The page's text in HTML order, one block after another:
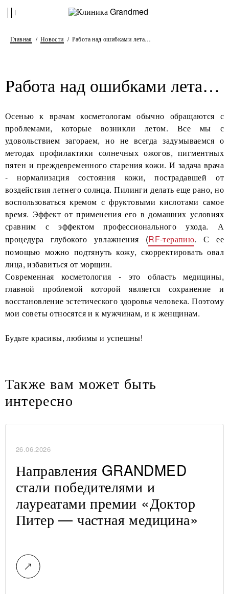
Главная Новости Работа над ошибками лета…
Работа над ошибками лета…
Осенью к врачам косметологам обычно обращаются с
проблемами, которые возникли летом. Все мы с
удовольствием загораем, но не всегда задумываемся о
методах профилактики солнечных ожогов, пигментных
пятен и преждевременного старения кожи. И задача врача
- нормализация состояния кожи, пострадавшей от
воздействия летнего солнца. Пилинги делать еще рано, но
воспользоваться кремом с фруктовыми кислотами самое
время. Эффект от применения его в домашних условиях
сравним с эффектом профессионального ухода. А
процедура глубокого увлажнения (RF-терапию. С ее
помощью можно подтянуть кожу, скорректировать овал
лица, избавиться от морщин.
Современная косметология - это область медицины,
главной проблемой которой является сохранение и
восстановление эстетического здоровья человека. Поэтому
мои советы относятся и к мужчинам, и к женщинам.
Будьте красивы, любимы и успешны!
Также вам может быть
интересно
26.06.2026
Направления GRANDMED
стали победителями и
лауреатами премии «Доктор
Питер — частная медицина»